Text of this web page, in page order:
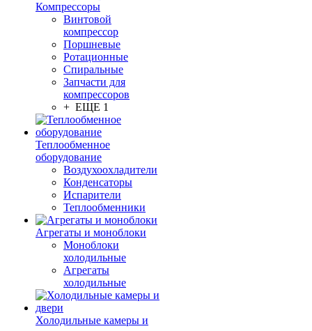
Компрессоры
Винтовой
компрессор
Поршневые
Ротационные
Спиральные
Запчасти для
компрессоров
+ ЕЩЕ 1
Теплообменное
оборудование
Воздухоохладители
Конденсаторы
Испарители
Теплообменники
Агрегаты и моноблоки
Моноблоки
холодильные
Агрегаты
холодильные
Холодильные камеры и